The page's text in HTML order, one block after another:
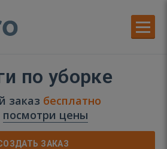
по уборке
заказ бесплатно
посмотри цены
ЗАКАЗ